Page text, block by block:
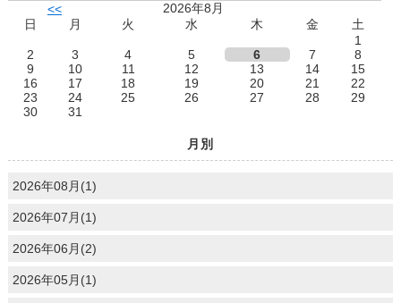
<<
2026年8月
日
月 火 水 木 金
土
1
2
3 4 5 6 7
8
9
10 11 12 13 14
15
16
17 18 19 20 21
22
23
24 25 26 27 28
29
30
31
月別
2026年08月(1)
2026年07月(1)
2026年06月(2)
2026年05月(1)